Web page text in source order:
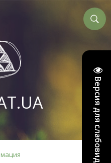
Версия для слабовидящих